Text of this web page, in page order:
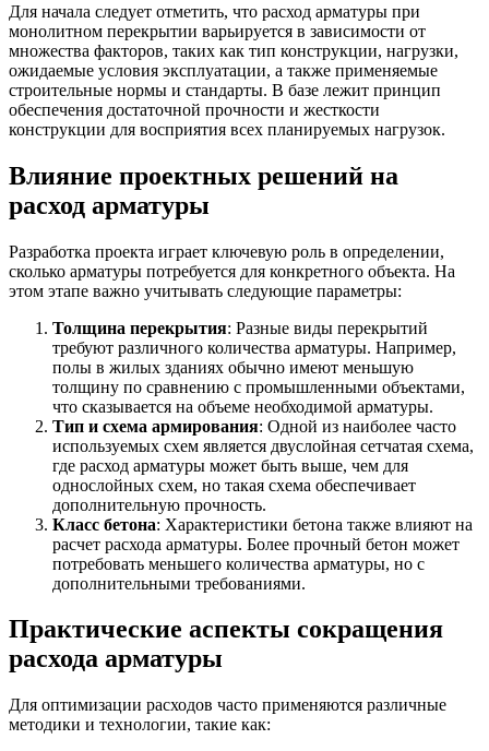
Шина
медная
Круг
медный
(пруток)
Лента
медная
медный
бронзовый
(пруток)
Олово,
цинк,
нихром
Фитинги
резьбовые
латунные
Фитинги
резьбовые
Фитинги
чугунные
БУ металл
БУ трубы
Хомуты
Для начала следует отметить, что расход арматуры при
монолитном перекрытии варьируется в зависимости от
множества факторов, таких как тип конструкции, нагрузки,
ожидаемые условия эксплуатации, а также применяемые
строительные нормы и стандарты. В базе лежит принцип
обеспечения достаточной прочности и жесткости
конструкции для восприятия всех планируемых нагрузок.
Влияние проектных решений на
расход арматуры
Разработка проекта играет ключевую роль в определении,
сколько арматуры потребуется для конкретного объекта. На
этом этапе важно учитывать следующие параметры:
Толщина перекрытия: Разные виды перекрытий
требуют различного количества арматуры. Например,
полы в жилых зданиях обычно имеют меньшую
толщину по сравнению с промышленными объектами,
что сказывается на объеме необходимой арматуры.
Тип и схема армирования: Одной из наиболее часто
используемых схем является двуслойная сетчатая схема,
где расход арматуры может быть выше, чем для
однослойных схем, но такая схема обеспечивает
дополнительную прочность.
Класс бетона: Характеристики бетона также влияют на
расчет расхода арматуры. Более прочный бетон может
потребовать меньшего количества арматуры, но с
дополнительными требованиями.
Практические аспекты сокращения
расхода арматуры
Для оптимизации расходов часто применяются различные
методики и технологии, такие как: